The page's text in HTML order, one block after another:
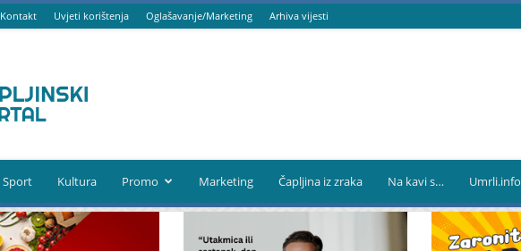
Kontakt Uvjeti korištenja Oglašavanje/Marketing Arhiva vijesti
portal
Sport Kultura Promo Marketing Čapljina iz zraka Na kavi s… Umrli.info